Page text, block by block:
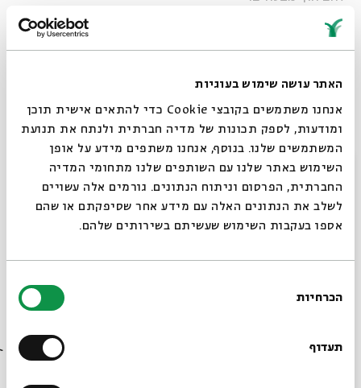
האתר עושה שימוש בעוגיות
אנחנו משתמשים בקובצי Cookie כדי להתאים אישית תוכן
ומודעות, לספק תכונות של מדיה חברתית ולנתח את תנועת
המשתמשים שלנו. בנוסף, אנחנו משתפים מידע על אופן
השימוש באתר שלנו עם השותפים שלנו מתחומי המדיה
החברתית, הפרסום וניתוח הנתונים. גורמים אלה עשויים
לשלב את הנתונים האלה עם מידע אחר שסיפקתם או שהם
אספו בעקבות השימוש שעשיתם בשירותים שלהם.
הסכמה
הכרחיות
תעדוף
"אחד מביצועיה המעולים של גילה אלמגור"
- ידיעות אחרונות.
"גילה מצליחה לרתק ולרגש ולהפוך אותו לסיפורו הפרטי של כל
כתיבה:גילה אלמגור
יוסי מר חיים
תאורה: מאיר וקרט
הצגה נוספת תתקיים
בשעה 18:30,
לפרטים
נוספים>>
שיתוף
הוספה
ליומן
הרשמה
לאירועים
סגור